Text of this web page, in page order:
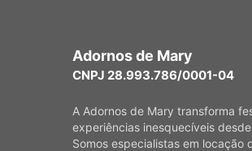
Adornos de Mary
CNPJ 28.993.786/0001-04
A Adornos de Mary transforma
experiências inesquecíveis
Somos especialistas em locação